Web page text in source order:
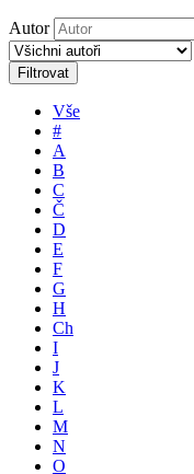
Autor
Filtrovat
Vše
#
A
B
C
Č
D
E
F
G
H
Ch
I
J
K
L
M
N
O